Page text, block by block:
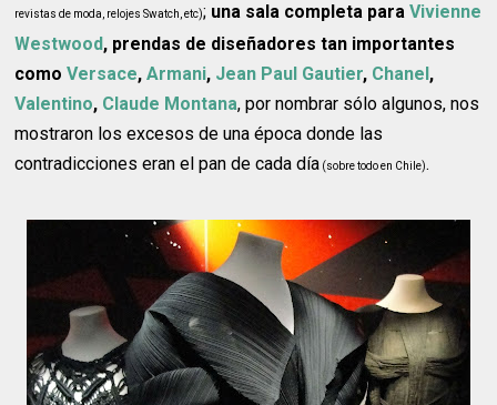
revistas de moda, relojes Swatch, etc); una sala completa paraVivienne
Westwood, prendas de diseñadores tan importantes
comoVersace,Armani, Jean Paul Gautier, Chanel ,
Valentino, Claude Montana, por nombrar sólo algunos, nos
mostraron los excesos de una época donde las
contradicciones eran el pan de cada día (sobre todo en Chile).